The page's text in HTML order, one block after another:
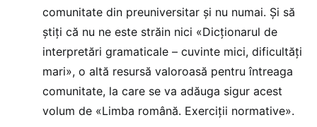
comunitate din preuniversitar și nu numai. Și să
știți că nu ne este străin nici «Dicționarul de
interpretări gramaticale – cuvinte mici, dificultăți
mari», o altă resursă valoroasă pentru întreaga
comunitate, la care se va adăuga sigur acest
volum de «Limba română. Exerciții normative».